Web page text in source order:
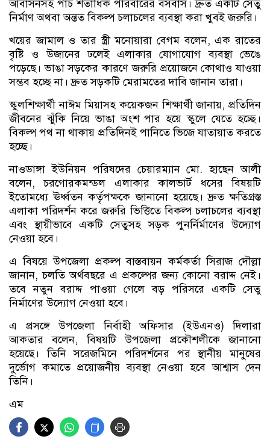
আবাসনসহ পাঁচ শতাধিক পরিবারের বসবাস। দ্রুত একটি সেতু
নির্মাণ অথবা অন্তত বিকল্প চলাচলের ব্যবস্থা করা খুবই জরুরি।
খয়ের জামাল ও তার স্ত্রী মনোয়ারা বেগম বলেন, এক রাতের
বৃষ্টি ও উজানের ঢলেই এলাকার যোগাযোগ ব্যবস্থা ভেঙে
পড়েছে। ভাঙা সড়কের কারণে জরুরি প্রয়োজনে কোথাও যাওয়া
সম্ভব হচ্ছে না। দ্রুত সড়কটি মেরামতের দাবি জানান তারা।
স্কুলশিক্ষার্থী নাঈম মিয়াসহ কয়েকজন শিক্ষার্থী জানায়, প্রতিদিন
জীবনের ঝুঁকি নিয়ে ভাঙা অংশ পার হয়ে স্কুলে যেতে হচ্ছে।
বিকল্প পথ না থাকায় প্রতিদিনই পানিতে ভিজে যাতায়াত করতে
হচ্ছে।
নাওডাঙ্গা ইউনিয়ন পরিষদের চেয়ারম্যান মো. হাছেন আলী
বলেন, চরগোরকমন্ডল এলাকার কালভার্ট ধসের বিষয়টি
ইতোমধ্যে ঊর্ধ্বতন কর্তৃপক্ষকে জানানো হয়েছে। দ্রুত ক্ষতিগ্রস্ত
এলাকা পরিদর্শন করে জরুরি ভিত্তিতে বিকল্প চলাচলের ব্যবস্থা
এবং স্থায়ীভাবে একটি সেতুসহ সড়ক পুনর্নির্মাণের উদ্যোগ
নেওয়া হবে।
এ বিষয়ে উপজেলা প্রকল্প বাস্তবায়ন কর্মকর্তা সিরাজ দৌল্লা
জানান, চলতি অর্থবছরে এ প্রকল্পের জন্য কোনো বরাদ্দ নেই।
তবে নতুন বরাদ্দ পাওয়া গেলে বড় পরিসরে একটি সেতু
নির্মাণের উদ্যোগ নেওয়া হবে।
এ প্রসঙ্গে উপজেলা নির্বাহী অফিসার (ইউএনও) দিলারা
আকতার বলেন, বিষয়টি উপজেলা প্রকৌশলীকে জানানো
হয়েছে। তিনি সরেজমিনে পরিদর্শনের পর স্থানীয় মানুষের
দুর্ভোগ কমাতে প্রয়োজনীয় ব্যবস্থা নেওয়া হবে আশ্বাস দেন
তিনি।
এম